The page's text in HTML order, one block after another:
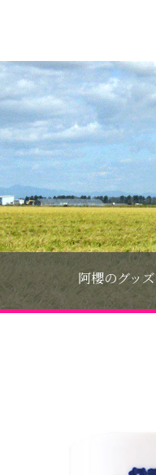
阿櫻のグッ